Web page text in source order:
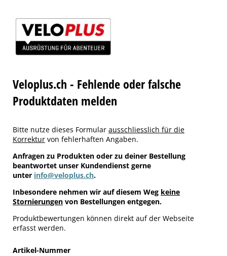
Veloplus.ch - Fehlende oder falsche
Produktdaten melden
Bitte nutze dieses Formular ausschliesslich für die
Korrektur von fehlerhaften Angaben.
Anfragen zu Produkten oder zu deiner Bestellung
beantwortet unser Kundendienst gerne
unter info@veloplus.ch.
Inbesondere nehmen wir auf diesem Weg keine
Stornierungen von Bestellungen entgegen.
Produktbewertungen können direkt auf der Webseite
erfasst werden.
Artikel-Nummer